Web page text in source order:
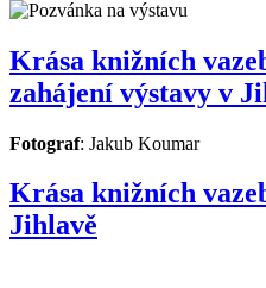
Krása knižních
zahájení výstavy v
Fotograf: Jakub Koumar
Krása knižních
Jihlavě